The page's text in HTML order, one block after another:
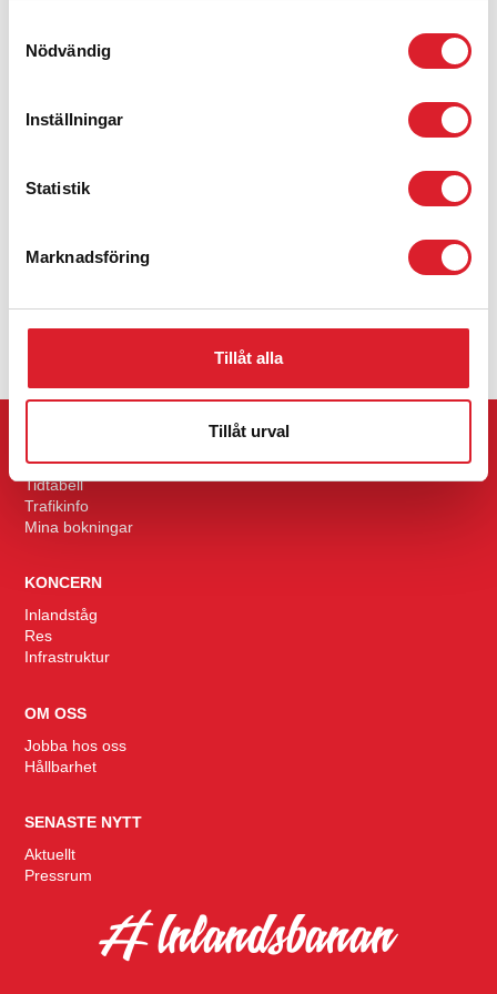
Nödvändig
Inställningar
Statistik
Marknadsföring
Tillåt alla
Tillåt urval
stor tillgänglig kapacitet.
kunskap om Inlandsbanan och dess betydelse för den svenska
Vi hälsar dig varmt välkommen till vår monter A05:31 och träffa
erfarenheter, ställa frågor, diskutera dagens och framtidens
järnvägstransporter samt nätverkande.
För ytterligare information om evenemanget, vänligen kontakta
Kommunikation- och marknadschef Therese Fanqvist.
Tidtabell
Trafikinfo
Mina bokningar
KONCERN
Inlandståg
Res
Infrastruktur
OM OSS
Jobba hos oss
Hållbarhet
SENASTE NYTT
Aktuellt
Pressrum